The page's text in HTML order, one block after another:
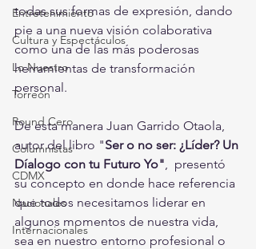
Entretenimiento
Cultura y Espectáculos
Lo Nuestro
Torreón
Round Cero
Columnistas
CDMX
Nacionales
Internacionales
todas sus formas de expresión, dando
pie a una nueva visión colaborativa
como una de las más poderosas
herramientas de transformación
personal.
De esta manera Juan Garrido Otaola,
autor del libro "Ser o no ser: ¿Líder? Un
Díalogo con tu Futuro Yo", presentó
su concepto en donde hace referencia
que todos necesitamos liderar en
algunos momentos de nuestra vida,
sea en nuestro entorno profesional o